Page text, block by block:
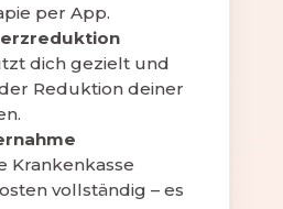
per App.
dich gezielt und
Reduktion deiner
Krankenkasse
vollständig – es